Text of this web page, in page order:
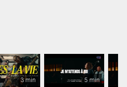
3 min 5 min